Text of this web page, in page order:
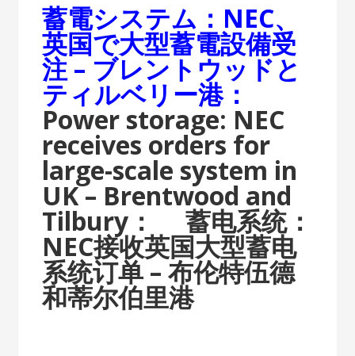
蓄電システム：NEC、
英国で大型蓄電設備受
注 – ブレントウッドと
ティルベリー港：
Power storage: NEC
receives orders for
large-scale system in
UK – Brentwood and
Tilbury： 蓄电系统：
NEC接收英国大型蓄电
系统订单 – 布伦特伍德
和蒂尔伯里港